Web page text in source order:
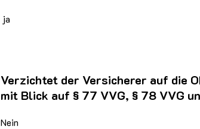
ja
Verzichtet der Versicherer auf die
mit Blick auf § 77 VVG, § 78 VVG
Nein